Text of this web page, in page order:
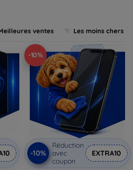
ventes Les moins chers
-10%
-10%
Réduction
avec
coupon
EXTRA10